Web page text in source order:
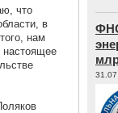
что
в
нам
настоящее